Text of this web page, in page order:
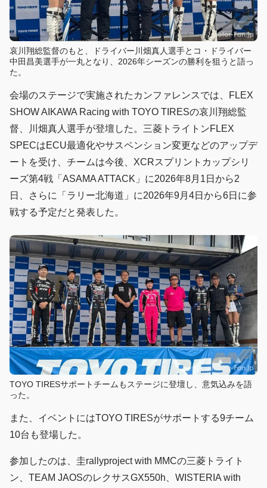
哀川翔総監督のもと、ドライバー川畑真人選手とコ・ドライバー
中田昌美選手が一丸となり、2026年シーズンの勝利を狙うと語っ
た。
会場のステージで実施されたカンファレンスでは、FLEX
SHOW AIKAWA Racing with TOYO TIRESの哀川翔総監
督、川畑真人選手が登壇した。三菱トライトンFLEX
SPECはECU最適化やサスペンション変更などのアップデ
ートを受け、チームは今後、XCRスプリントカップシリ
ーズ第4戦「ASAMA ATTACK」に2026年8月1日から2
日、さらに「ラリー北海道」に2026年9月4日から6日に参
戦する予定だと発表した。
TOYO TIRESサポートチームもステージに登壇し、意気込みを語
った。
また、イベントにはTOYO TIRESがサポートする9チーム
10台も登場した。
参加したのは、圭rallyproject with MMCの三菱トライト
ン、TEAM JAOSのレクサスGX550h、WISTERIA with